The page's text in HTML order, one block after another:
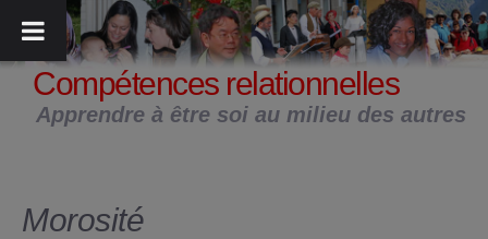
contenu
Compétences relationnelles
Apprendre à être soi au milieu des autres
Morosité